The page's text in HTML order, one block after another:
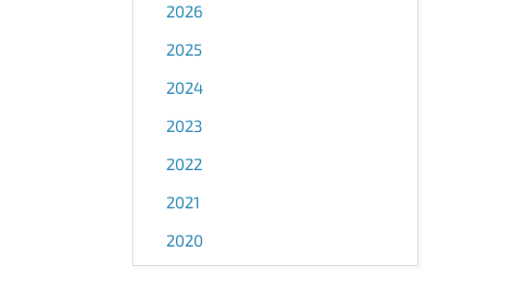
2026
2025
2024
2023
2022
2021
2020